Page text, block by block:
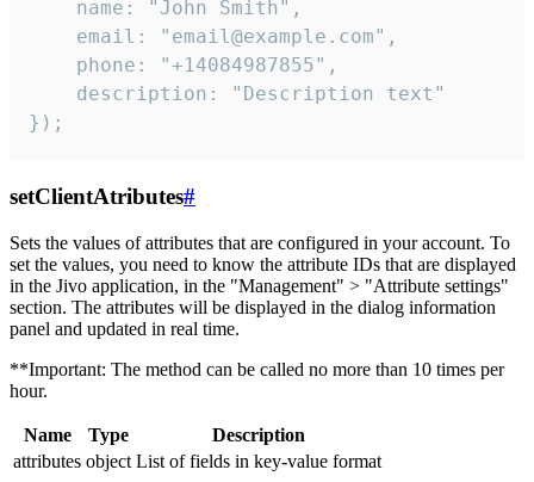
    name: "John Smith",
    email: "email@example.com",
    phone: "+14084987855",
    description: "Description text"
});
setClientAtributes#
Sets the values ​​of attributes that are configured in your account. To
set the values, you need to know the attribute IDs that are displayed
in the Jivo application, in the "Management" > "Attribute settings"
section. The attributes will be displayed in the dialog information
panel and updated in real time.
**Important: The method can be called no more than 10 times per
hour.
Name Type
Description
attributes object List of fields in key-value format